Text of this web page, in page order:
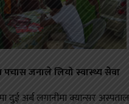
जनाले लियो स्वास्थ्य सेेवा